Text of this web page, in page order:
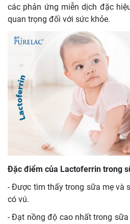
các phản ứng miễn dịch đặc
quan trọng đối với sức khỏe.
Đặc điểm của Lactoferrin trong
- Được tìm thấy trong sữa mẹ và
có vú.
- Đạt nồng độ cao nhất trong